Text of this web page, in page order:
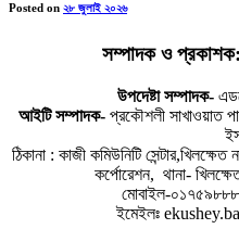
Posted on ২৮ জুলাই ২০২৬
সম্পাদক ও
উপদেষ্টা সম্পাদক-
আইটি সম্পাদক-প্রকৌশলী সাখাওয়াত
ঠিকানা : কাজী কমিউনিটি
কর্পোরেশন, থানা-
মোবাইল-
ইমেইলঃ